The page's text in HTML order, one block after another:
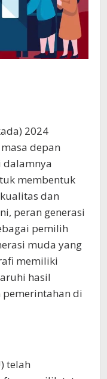
2024
depan
dalamnya
membentuk
dan
peran generasi
pemilih
muda yang
memiliki
hasil
di
telah